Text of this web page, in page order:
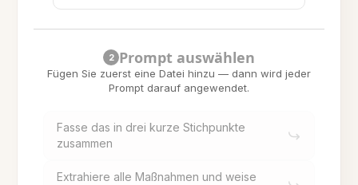
2 Prompt auswählen
Fügen Sie zuerst eine Datei hinzu — dann wird jeder
Prompt darauf angewendet.
Fasse das in drei kurze Stichpunkte
zusammen
Extrahiere alle Maßnahmen und weise